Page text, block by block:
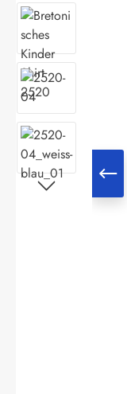
Bildergalerie